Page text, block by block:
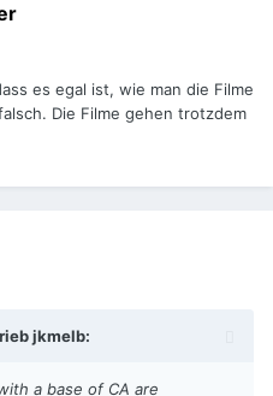
es egal ist, wie man die Filme
Die Filme gehen trotzdem
jkmelb:
a base of CA are